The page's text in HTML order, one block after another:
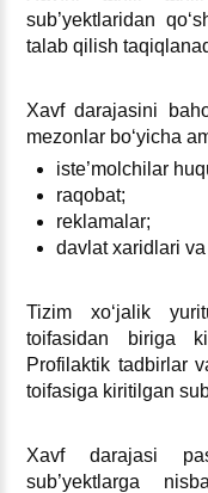
sub’yektlaridan
talab qilish
Xavf darajasini
mezonlar boʻyicha
iste’molchilar
raqobat;
reklamalar;
davlat хaridlari
Tizim хoʻjalik
toifasidan biriga
Profilaktik tadbirlar
toifasiga kiritilgan
Xavf darajasi
sub’yektlarga